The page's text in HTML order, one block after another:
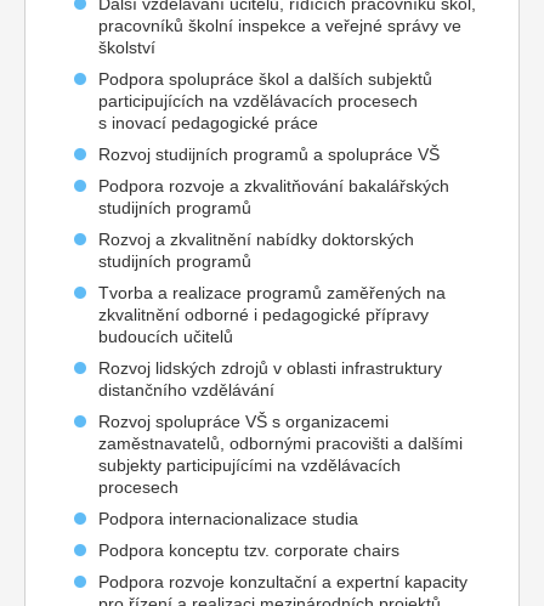
pracovníků školní inspekce a veřejné správy ve
školství
Podpora spolupráce škol a dalších subjektů
participujících na vzdělávacích procesech
s inovací pedagogické práce
Rozvoj studijních programů a spolupráce VŠ
Podpora rozvoje a zkvalitňování bakalářských
studijních programů
Rozvoj a zkvalitnění nabídky doktorských
studijních programů
Tvorba a realizace programů zaměřených na
zkvalitnění odborné i pedagogické přípravy
budoucích učitelů
Rozvoj lidských zdrojů v oblasti infrastruktury
distančního vzdělávání
Rozvoj spolupráce VŠ s organizacemi
zaměstnavatelů, odbornými pracovišti a dalšími
subjekty participujícími na vzdělávacích
procesech
Podpora internacionalizace studia
Podpora konceptu tzv. corporate chairs
Podpora rozvoje konzultační a expertní kapacity